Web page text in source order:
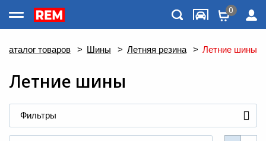
Каталог товаров
0
Каталог товаров > Шины > Летняя резина > Летние шины
Летние шины
Фильтры